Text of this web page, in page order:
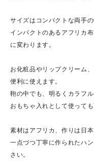
サイズはコンパクトな両手の
インパクトのあるアフリカ
に変わります。
お化粧品やリップクリーム
便利に使えます。
鞄の中でも、明るくカラフ
おもちゃ入れとして使っても
素材はアフリカ、作りは日本
一点づつ丁寧に作られたハ
さい。